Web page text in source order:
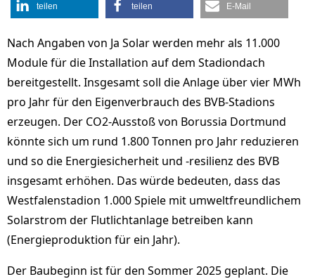
teilen teilen E-Mail
Nach Angaben von Ja Solar werden mehr als 11.000
Module für die Installation auf dem Stadiondach
bereitgestellt. Insgesamt soll die Anlage über vier MWh
pro Jahr für den Eigenverbrauch des BVB-Stadions
erzeugen. Der CO2-Ausstoß von Borussia Dortmund
könnte sich um rund 1.800 Tonnen pro Jahr reduzieren
und so die Energiesicherheit und -resilienz des BVB
insgesamt erhöhen. Das würde bedeuten, dass das
Westfalenstadion 1.000 Spiele mit umweltfreundlichem
Solarstrom der Flutlichtanlage betreiben kann
(Energieproduktion für ein Jahr).
Der Baubeginn ist für den Sommer 2025 geplant. Die